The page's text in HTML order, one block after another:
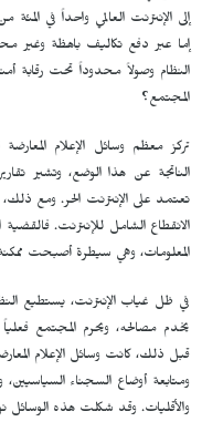
إلى الإنترنت العالمي واحداً في
إما عبر دفع تكاليف باهظة وغير
النظام وصولاً محدوداً تحت رقابة
المجتمع؟
تركز معظم وسائل الإعلام المعارضة
الناتجة عن هذا الوضع، وتشير
تعتمد على الإنترنت الحر. ومع
الانقطاع الشامل للإنترنت.
المعلومات، وهي سيطرة أصبحت
في ظل غياب الإنترنت، يستطيع
يخدم مصالحه، ويحرم المجتمع
قبل ذلك، كانت وسائل الإعلام
ومتابعة أوضاع السجناء
والأقليات. وقد شكلت هذه الوسائل